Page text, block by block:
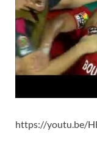
https://youtu.be/